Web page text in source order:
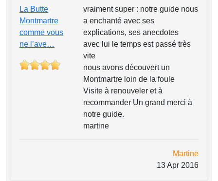
La Butte
Montmartre
comme vous
ne l’ave…
vraiment super : notre guide nous
a enchanté avec ses
explications, ses anecdotes
avec lui le temps est passé très
vite
nous avons découvert un
Montmartre loin de la foule
Visite à renouveler et à
recommander Un grand merci à
notre guide.
martine
Martine
13 Apr 2016